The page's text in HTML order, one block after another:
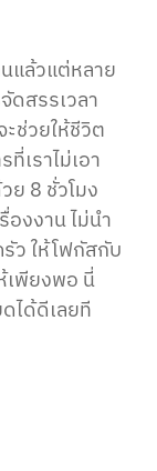
แล้วแต่หลาย
ดสรรเวลา
ช่วยให้ชีวิต
เราไม่เอา
ย 8 ชั่วโมง
งงาน ไม่นำ
ว ให้โฟกัสกับ
เพียงพอ นี่
ได้ดีเลยที